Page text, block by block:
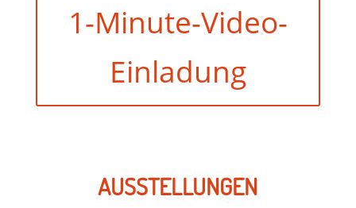
1-Minute-Video-
Einladung
AUSSTELLUNGEN